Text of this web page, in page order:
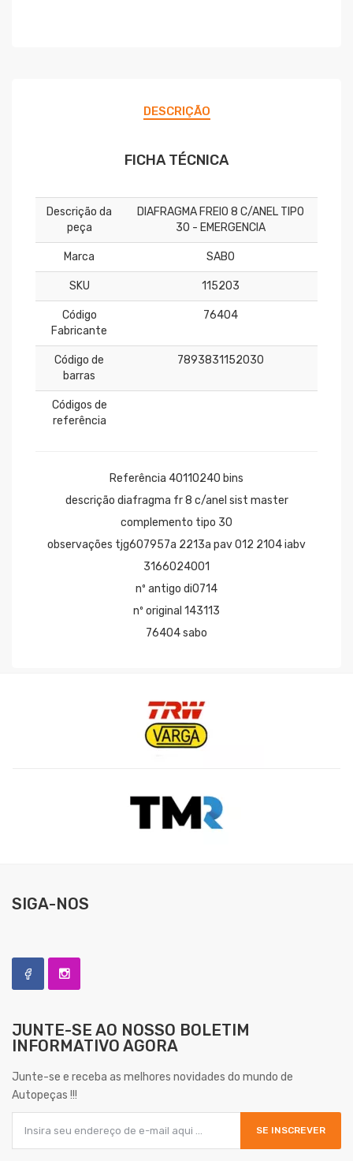
DESCRIÇÃO
FICHA TÉCNICA
Descrição da
peça
DIAFRAGMA FREIO 8 C/ANEL TIPO
30 - EMERGENCIA
Marca SABO
SKU 115203
Código
Fabricante
76404
Código de
barras
7893831152030
Códigos de
referência
Referência 40110240 bins
descrição diafragma fr 8 c/anel sist master
complemento tipo 30
observações tjg607957a 2213a pav 012 2104 iabv
3166024001
nº antigo di0714
nº original 143113
76404 sabo
SIGA-NOS
JUNTE-SE AO NOSSO BOLETIM
INFORMATIVO AGORA
Junte-se e receba as melhores novidades do mundo de
Autopeças !!!
SE INSCREVER